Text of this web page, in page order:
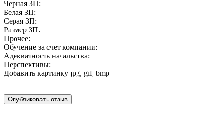
Черная ЗП:
Белая ЗП:
Серая ЗП:
Размер ЗП:
Прочее:
Обучение за счет компании:
Адекватность начальства:
Перспективы:
Добавить картинку jpg, gif, bmp